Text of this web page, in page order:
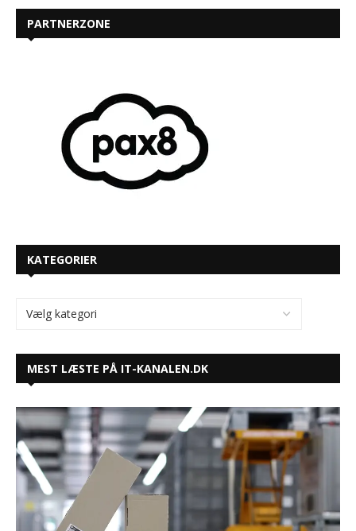
PARTNERZONE
KATEGORIER
MEST LÆSTE PÅ IT-KANALEN.DK